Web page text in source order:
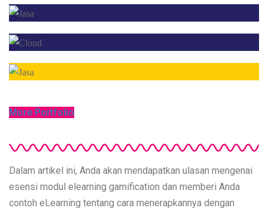
More Portfolio
Dalam artikel ini, Anda akan mendapatkan ulasan mengenai
esensi modul elearning gamification dan memberi Anda
contoh eLearning tentang cara menerapkannya dengan